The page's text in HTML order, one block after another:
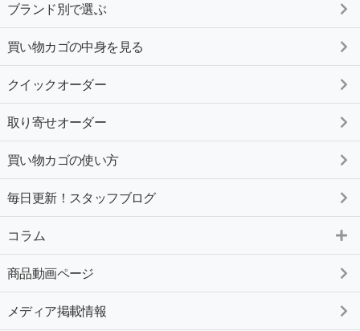
ブランド別で選ぶ
買い物カゴの中身を見る
クイックオーダー
取り寄せオーダー
買い物カゴの使い方
毎日更新！スタッフブログ
コラム
商品動画ページ
メディア掲載情報